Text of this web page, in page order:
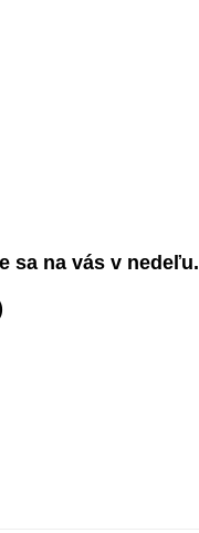
sa na vás v nedeľu.